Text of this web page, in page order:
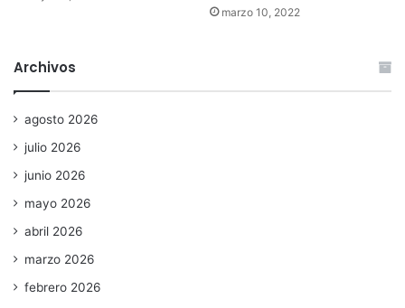
marzo 10, 2022
Archivos
agosto 2026
julio 2026
junio 2026
mayo 2026
abril 2026
marzo 2026
febrero 2026